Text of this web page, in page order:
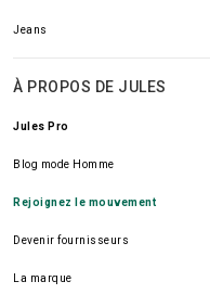
Jeans
À PROPOS DE JULES
Jules Pro
Blog mode Homme
Rejoignez le mouvement
Devenir fournisseurs
La marque